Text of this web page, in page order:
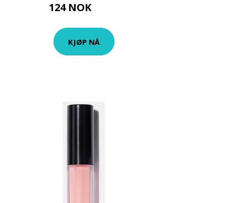
124 NOK
KJØP NÅ